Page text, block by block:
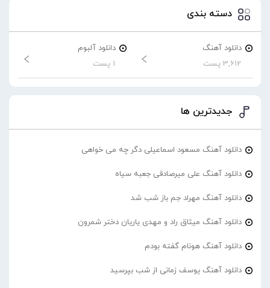
دسته بندی
دانلود آهنگ
3,612 پست
دانلود آلبوم
1 پست
جدیدترین ها
دانلود آهنگ مسعود اسماعیلی دگر چه می خواهی
دانلود آهنگ علی میرصادقی جعبه سیاه
دانلود آهنگ مهراد جم باز شب شد
دانلود آهنگ میثاق راد و مهدی یاریان دختر شمرون
دانلود آهنگ هونام گفته بودم
دانلود آهنگ یوسف زمانی از شب بپرسید